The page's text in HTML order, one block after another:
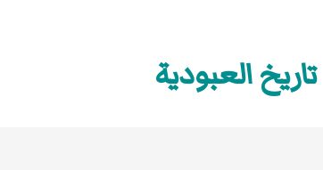
تاريخ العبودية